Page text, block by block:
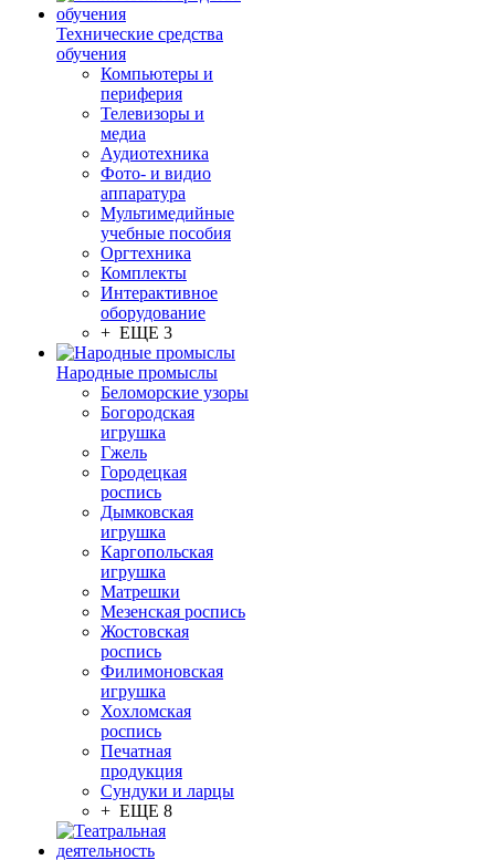
Технические средства
обучения
Компьютеры и
периферия
Телевизоры и
медиа
Аудиотехника
Фото- и видио
аппаратура
Мультимедийные
учебные пособия
Оргтехника
Комплекты
Интерактивное
оборудование
+ ЕЩЕ 3
Народные промыслы
Беломорские узоры
Богородская
игрушка
Гжель
Городецкая
роспись
Дымковская
игрушка
Каргопольская
игрушка
Матрешки
Мезенская роспись
Жостовская
роспись
Филимоновская
игрушка
Хохломская
роспись
Печатная
продукция
Сундуки и ларцы
+ ЕЩЕ 8